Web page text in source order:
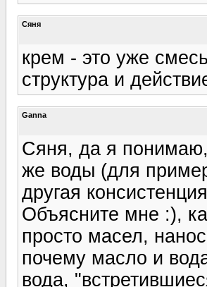
Сяня
крем - это уже
структура и
Ganna
Сяня, да я
же воды (для
другая
Объясните мне :),
просто масел,
почему масло и
вода,